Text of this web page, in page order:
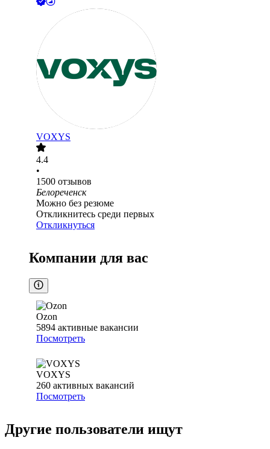
VOXYS
4.4
•
1500 отзывов
Белореченск
Можно без резюме
Откликнитесь среди первых
Откликнуться
Компании для вас
Ozon
5894 активные вакансии
Посмотреть
VOXYS
260 активных вакансий
Посмотреть
Другие пользователи ищут